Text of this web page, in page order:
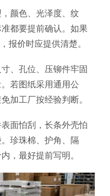
颜色、光泽度、纹
都要提前确认。如果
报价时应提供清楚。
、孔位、压铆件牢固
若图纸采用通用公
加工厂按经验判断。
面怕刮，长条外壳怕
珍珠棉、护角、隔
，最好提前写明。